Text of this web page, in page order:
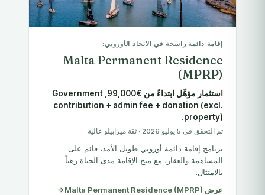
إقامة دائمة راسخة في الاتحاد الأوروبي:
Malta Permanent Residence
(MPRP)
استثمار مؤهِّل ابتداءً من €99,000, Government
contribution + admin fee + donation (excl.
property).
تم التحقق في 5 يوليو 2026 · ثقة ميرابيلو عالية
برنامج إقامة دائمة أوروبي طويل الأمد، قائم على
المساهمة والعقار، مع منح الإقامة مدى الحياة رهناً
بالامتثال.
عرض Malta Permanent Residence (MPRP)